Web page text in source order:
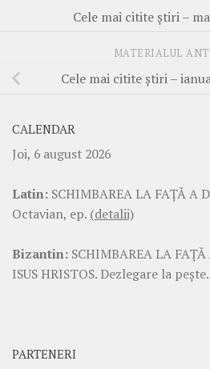
Cele mai citite ştiri –
MATERIALUL
Cele mai citite ştiri –
CALENDAR
Joi, 6 august 2026
Latin: SCHIMBAREA LA FAŢĂ A
Octavian, ep. (detalii)
Bizantin: SCHIMBAREA LA
ISUS HRISTOS. Dezlegare la pește.
PARTENERI